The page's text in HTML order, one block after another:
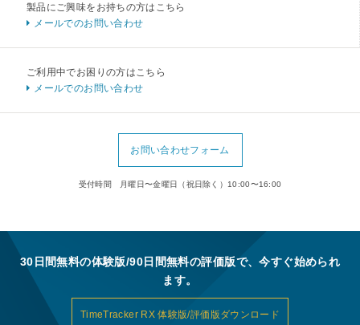
製品にご興味をお持ちの方はこちら
メールでのお問い合わせ
ご利用中でお困りの方はこちら
メールでのお問い合わせ
お問い合わせフォーム
受付時間 月曜日〜金曜日（祝日除く）10:00〜16:00
30日間無料の体験版/90日間無料の評価版で、今すぐ始められ
ます。
TimeTracker RX 体験版/評価版ダウンロード